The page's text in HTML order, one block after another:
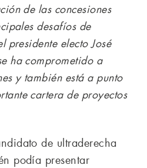
de las concesiones
desafíos de
presidente electo José
ha comprometido a
y también está a punto
cartera de proyectos
de ultraderecha
podía presentar